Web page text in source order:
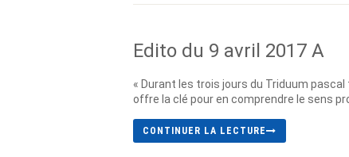
Edito du 9 avril 2017 A
« Durant les trois jours du Triduum pascal
offre la clé pour en comprendre le sens
CONTINUER LA LECTURE